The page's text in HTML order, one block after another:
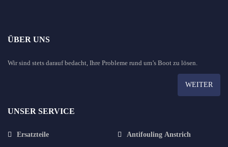
ÜBER UNS
Wir sind stets darauf bedacht, Ihre Probleme rund um’s Boot zu lösen.
WEITER
UNSER SERVICE
Ersatzteile Antifouling Anstrich